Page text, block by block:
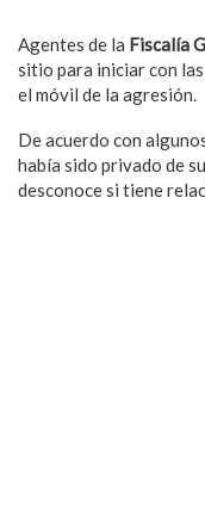
Agentes de la Fiscalía
sitio para iniciar con
el móvil de la agresión.
De acuerdo con
había sido privado de
desconoce si tiene